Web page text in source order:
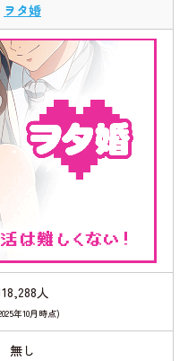
ヲタ婚
人
年10月時点)
無し